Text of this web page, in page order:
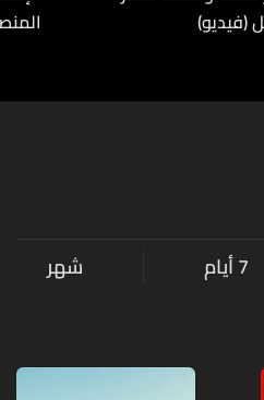
(فيديو)
7 أيام شهر